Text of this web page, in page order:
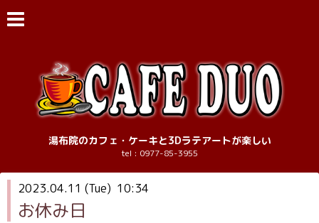
湯布院のカフェ・ケーキと3Dラテアートが楽しい
tel : 0977-85-3955
2023.04.11 (Tue) 10:34
お休み日